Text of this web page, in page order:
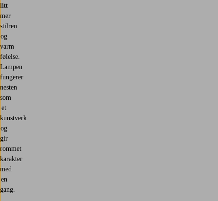
litt
mer
stilren
og
varm
følelse.
Lampen
fungerer
nesten
som
et
kunstverk
og
gir
rommet
karakter
med
en
gang.